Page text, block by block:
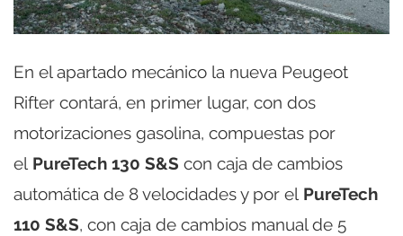
En el apartado mecánico la nueva Peugeot
Rifter contará, en primer lugar, con dos
motorizaciones gasolina, compuestas por
el PureTech 130 S&S con caja de cambios
automática de 8 velocidades y por el PureTech
110 S&S, con caja de cambios manual de 5